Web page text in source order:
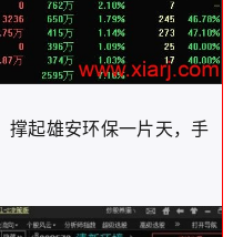
起雄安环保一片天，手